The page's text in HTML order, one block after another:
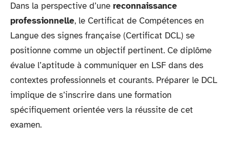
Dans la perspective d’une reconnaissance
professionnelle, le Certificat de Compétences en
Langue des signes française (Certificat DCL) se
positionne comme un objectif pertinent. Ce diplôme
évalue l’aptitude à communiquer en LSF dans des
contextes professionnels et courants. Préparer le DCL
implique de s’inscrire dans une formation
spécifiquement orientée vers la réussite de cet
examen.